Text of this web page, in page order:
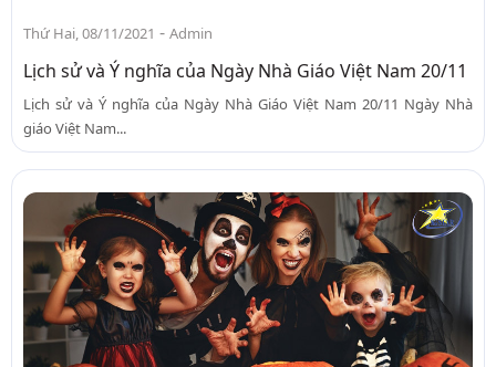
Thứ Hai, 08/11/2021 - Admin
Lịch sử và Ý nghĩa của Ngày Nhà Giáo Việt Nam 20/11
Lịch sử và Ý nghĩa của Ngày Nhà Giáo Việt Nam 20/11 Ngày Nhà
giáo Việt Nam...